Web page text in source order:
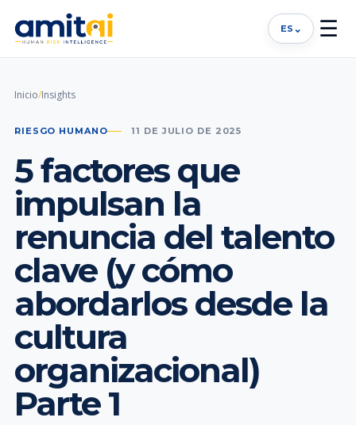
ES ⌄ ☰
Inicio/Insights
RIESGO HUMANO 11 DE JULIO DE 2025
5 factores que
impulsan la
renuncia del talento
clave (y cómo
abordarlos desde la
cultura
organizacional)
Parte 1